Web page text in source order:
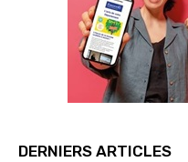
DERNIERS ARTICLES